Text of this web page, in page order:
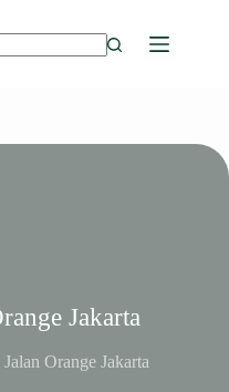
Jakarta
Jalan Orange Jakarta